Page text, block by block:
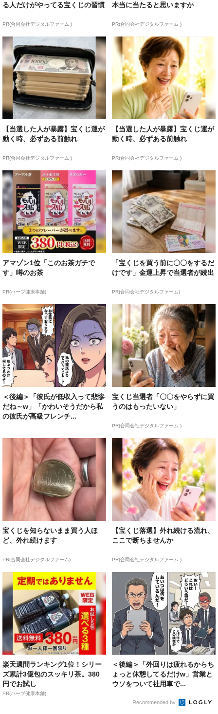
る人だけがやってる宝くじの習慣
PR(合同会社デジタルファーム )
本当に当たると思いますか
PR(合同会社デジタルファーム )
【当選した人が暴露】宝くじ運が
動く時、必ずある前触れ
PR(合同会社デジタルファーム )
【当選した人が暴露】宝くじ運が
動く時、必ずある前触れ
PR(合同会社デジタルファーム )
アマゾン1位「このお茶ガチで
す」噂のお茶
PR(ハーブ健康本舗)
「宝くじを買う前に〇〇をするだ
けです」金運上昇で当選者が続出
PR(合同会社デジタルファーム)
＜後編＞「彼氏が低収入って悲惨
だね～w」「かわいそうだから私
の彼氏が高級フレンチ...
宝くじ当選者「〇〇をやらずに買
うのはもったいない」
PR(合同会社デジタルファーム )
宝くじを知らないまま買う人ほ
ど、外れ続けます
PR(合同会社デジタルファーム)
【宝くじ落選】外れ続ける流れ、
ここで断ちませんか
PR(合同会社デジタルファーム )
楽天週間ランキング1位！シリー
ズ累計3億包のスッキリ茶。380
円でお試し
PR(ハーブ健康本舗)
＜後編＞「外回りは疲れるからち
ょっと休憩してるだけw」営業と
ウソをついて社用車で...
Recommended by